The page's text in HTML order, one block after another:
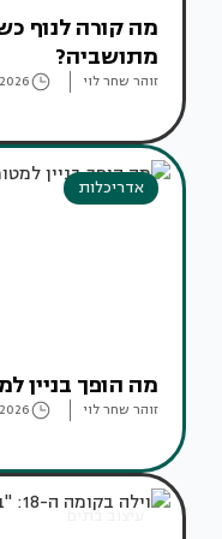
מה קורה לנוף
מתושביה?
זוהר שחר לוי
אדריכלות
מה הופך בניין
זוהר שחר לוי
עיצוב בתים